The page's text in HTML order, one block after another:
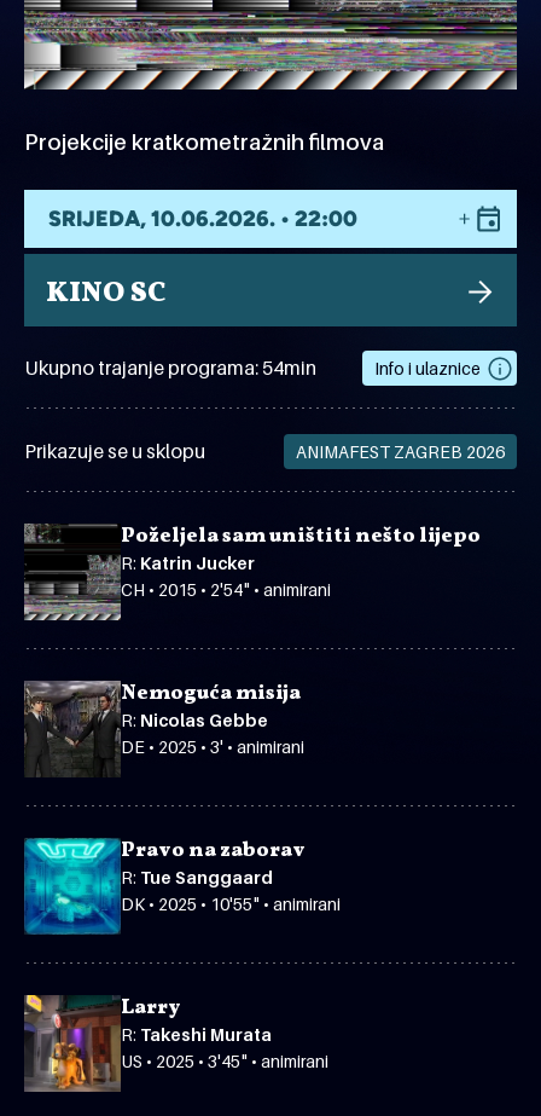
Projekcije kratkometražnih filmova
SRIJEDA, 10.06.2026. • 22:00
KINO SC
Ukupno trajanje programa: 54min Info i ulaznice
Prikazuje se u sklopu ANIMAFEST ZAGREB 2026
Poželjela sam uništiti nešto lijepo
R: Katrin Jucker
CH • 2015 • 2'54" • animirani
Nemoguća misija
R: Nicolas Gebbe
DE • 2025 • 3' • animirani
Pravo na zaborav
R: Tue Sanggaard
DK • 2025 • 10'55" • animirani
Larry
R: Takeshi Murata
US • 2025 • 3'45" • animirani